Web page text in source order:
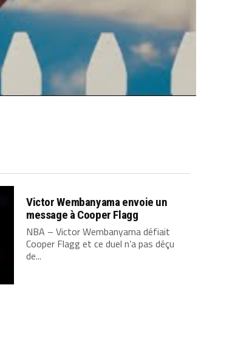
Victor Wembanyama envoie un
message à Cooper Flagg
NBA – Victor Wembanyama défiait
Cooper Flagg et ce duel n’a pas déçu
de...